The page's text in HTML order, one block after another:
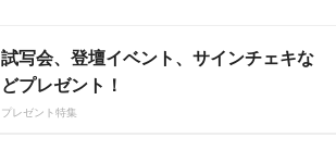
試写会、登壇イベント、サインチェキな
どプレゼント！
プレゼント特集